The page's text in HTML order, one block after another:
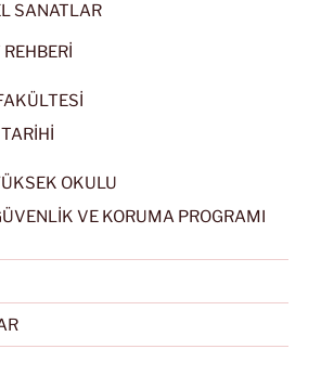
SANATLAR
OKULU
VE KORUMA PROGRAMI